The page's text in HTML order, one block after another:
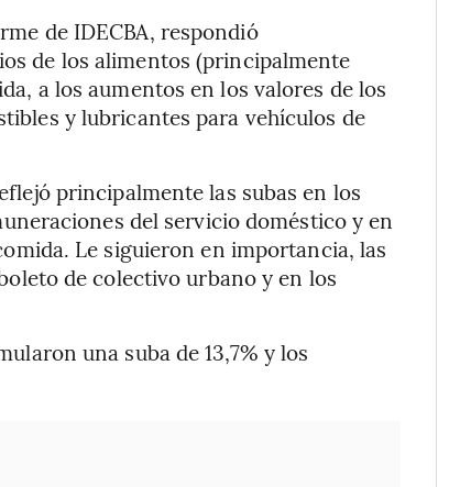
de IDECBA, respondió
de los alimentos (principalmente
a los aumentos en los valores de los
y lubricantes para vehículos de
principalmente las subas en los
del servicio doméstico y en
Le siguieron en importancia, las
de colectivo urbano y en los
una suba de 13,7% y los